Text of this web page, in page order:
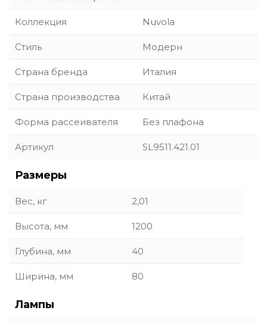
Коллекция Nuvola
Стиль Модерн
Страна бренда Италия
Страна производства Китай
Форма рассеивателя Без плафона
Артикул SL9511.421.01
Размеры
Вес, кг 2,01
Высота, мм 1200
Глубина, мм 40
Ширина, мм 80
Лампы